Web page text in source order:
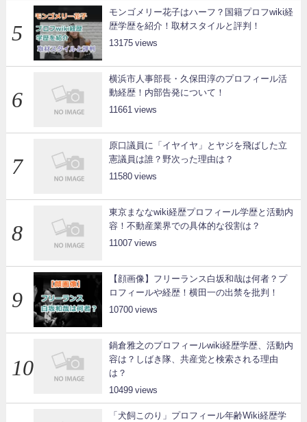
モンゴメリー花子はハーフ？国籍プロフwiki経
歴学歴を紹介！取材スタイルと評判！
13175
横浜市人事部長・久保田淳のプロフィール活
動経歴！内部告発について！
11661
原口議員に「イヤイヤ」とヤジを飛ばした立
憲議員は誰？野次った理由は？
11580
東京まななwiki経歴プロフィール学歴と活動内
容！不動産業界での具体的な役割は？
11007
【顔画像】フリーランス白坂和哉は何者？プ
ロフィールや経歴！横田一の出禁を批判！
10700
鍋倉雅之のプロフィールwiki経歴学歴、活動内
容は？しばき隊、共産党と検索される理由
は？
10499
「犬飼このり」プロフィール年齢Wiki経歴学